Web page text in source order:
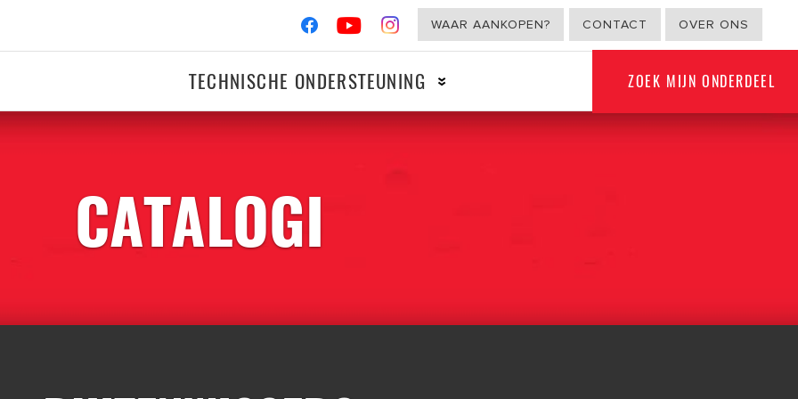
WAAR AANKOPEN? CONTACT OVER ONS
MOTORFIETS RACING
TECHNISCHE ONDERSTEUNING
Ontsteking
Remmen
ZOEK MIJN ONDERDEEL
CATALOGI